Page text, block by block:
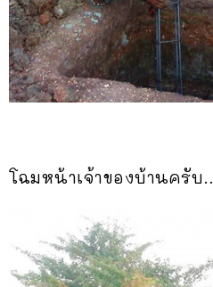
โฉมหน้าเจ้าของบ้านครั